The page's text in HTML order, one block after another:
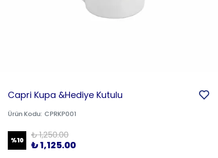
Capri Kupa &Hediye Kutulu
Ürün Kodu: CPRKP001
%10 ₺ 1,250.00
₺ 1,125.00